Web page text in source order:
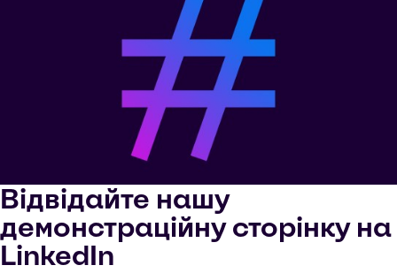
Відвідайте нашу
демонстраційну сторінку на
LinkedIn